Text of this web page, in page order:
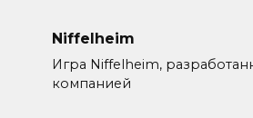
Niffelheim
Игра Niffelheim,
компанией